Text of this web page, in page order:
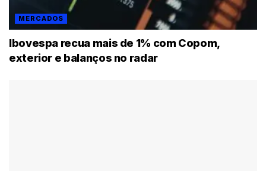
MERCADOS
Ibovespa recua mais de 1% com Copom,
exterior e balanços no radar